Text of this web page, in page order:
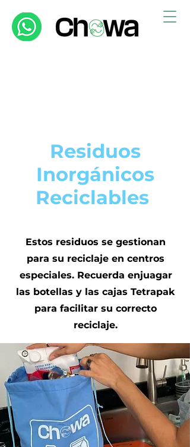
Residuos
Inorgánicos
Reciclables
Estos residuos se gestionan
para su reciclaje en centros
especiales. Recuerda enjuagar
las botellas y las cajas Tetrapak
para facilitar su correcto
reciclaje.